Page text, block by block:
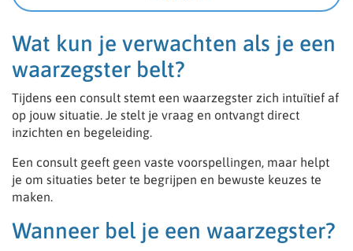
Wat kun je verwachten als je een
waarzegster belt?
Tijdens een consult stemt een waarzegster zich intuïtief af
op jouw situatie. Je stelt je vraag en ontvangt direct
inzichten en begeleiding.
Een consult geeft geen vaste voorspellingen, maar helpt
je om situaties beter te begrijpen en bewuste keuzes te
maken.
Wanneer bel je een waarzegster?